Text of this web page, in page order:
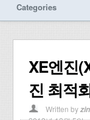
Categories
XE엔진
진 최적
Written by